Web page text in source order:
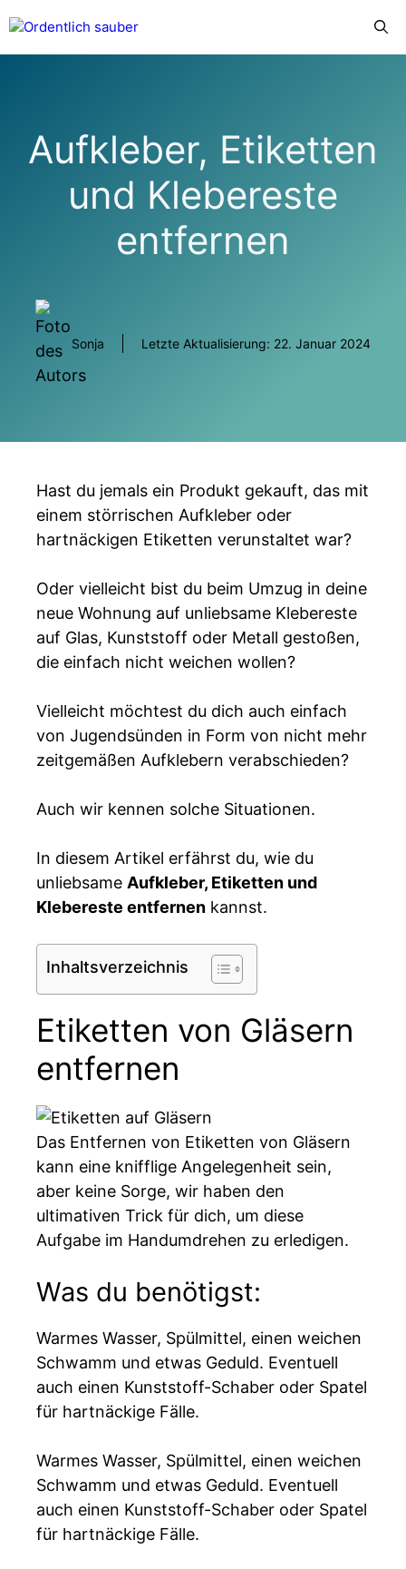
Inhalt
springen
Aufkleber, Etiketten
und Klebereste
entfernen
Sonja Letzte Aktualisierung: 22. Januar 2024
Hast du jemals ein Produkt gekauft, das mit
einem störrischen Aufkleber oder
hartnäckigen Etiketten verunstaltet war?
Oder vielleicht bist du beim Umzug in deine
neue Wohnung auf unliebsame Klebereste
auf Glas, Kunststoff oder Metall gestoßen,
die einfach nicht weichen wollen?
Vielleicht möchtest du dich auch einfach
von Jugendsünden in Form von nicht mehr
zeitgemäßen Aufklebern verabschieden?
Auch wir kennen solche Situationen.
In diesem Artikel erfährst du, wie du
unliebsame Aufkleber, Etiketten und
Klebereste entfernen kannst.
Inhaltsverzeichnis
Etiketten von Gläsern
entfernen
Das Entfernen von Etiketten von Gläsern
kann eine knifflige Angelegenheit sein,
aber keine Sorge, wir haben den
ultimativen Trick für dich, um diese
Aufgabe im Handumdrehen zu erledigen.
Was du benötigst:
Warmes Wasser, Spülmittel, einen weichen
Schwamm und etwas Geduld. Eventuell
auch einen Kunststoff-Schaber oder Spatel
für hartnäckige Fälle.
Warmes Wasser, Spülmittel, einen weichen
Schwamm und etwas Geduld. Eventuell
auch einen Kunststoff-Schaber oder Spatel
für hartnäckige Fälle.